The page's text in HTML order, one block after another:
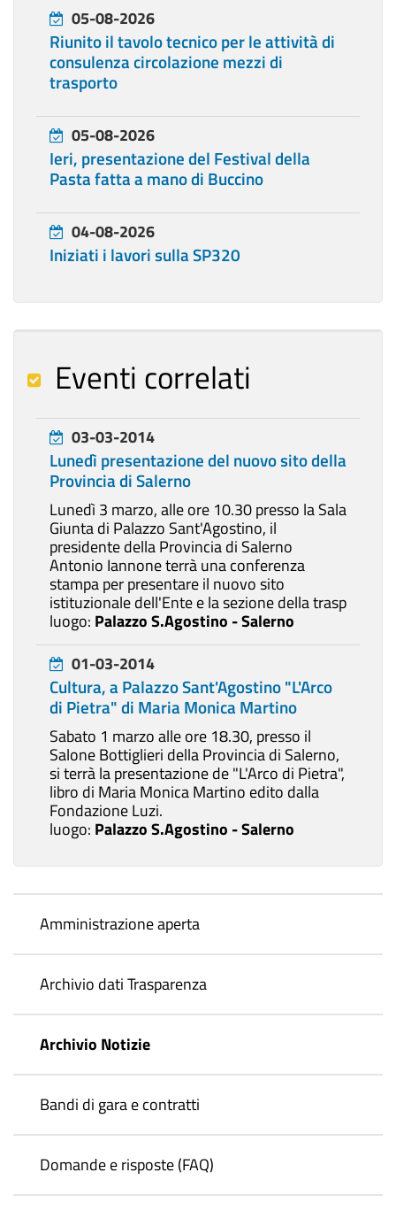
05-08-2026
Riunito il tavolo tecnico per le attività di
consulenza circolazione mezzi di
trasporto
05-08-2026
Ieri, presentazione del Festival della
Pasta fatta a mano di Buccino
04-08-2026
Iniziati i lavori sulla SP320
Eventi correlati
03-03-2014
Lunedì presentazione del nuovo sito della
Provincia di Salerno
Lunedì 3 marzo, alle ore 10.30 presso la Sala
Giunta di Palazzo Sant'Agostino, il
presidente della Provincia di Salerno
Antonio Iannone terrà una conferenza
stampa per presentare il nuovo sito
istituzionale dell'Ente e la sezione della trasp
luogo: Palazzo S.Agostino - Salerno
01-03-2014
Cultura, a Palazzo Sant'Agostino "L'Arco
di Pietra" di Maria Monica Martino
Sabato 1 marzo alle ore 18.30, presso il
Salone Bottiglieri della Provincia di Salerno,
si terrà la presentazione de "L'Arco di Pietra",
libro di Maria Monica Martino edito dalla
Fondazione Luzi.
luogo: Palazzo S.Agostino - Salerno
Amministrazione aperta
Archivio dati Trasparenza
Archivio Notizie
Bandi di gara e contratti
Domande e risposte (FAQ)